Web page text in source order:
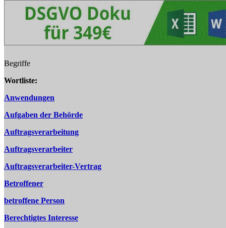
Begriffe
Wortliste:
Anwendungen
Aufgaben der Behörde
Auftragsverarbeitung
Auftragsverarbeiter
Auftragsverarbeiter-Vertrag
Betroffener
betroffene Person
Berechtigtes Interesse